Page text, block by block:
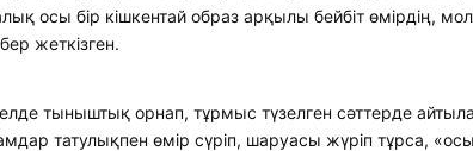
осы бір кішкентай образ арқылы бейбіт өмірдің,
жеткізген.
елде тыныштық орнап, тұрмыс түзелген сәттерде
татулықпен өмір сүріп, шаруасы жүріп тұрса,